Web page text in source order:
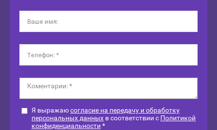
Я выражаюсогласие на передачу и обработку
персональных данных в соответствии с Политикой
конфиденциальности *